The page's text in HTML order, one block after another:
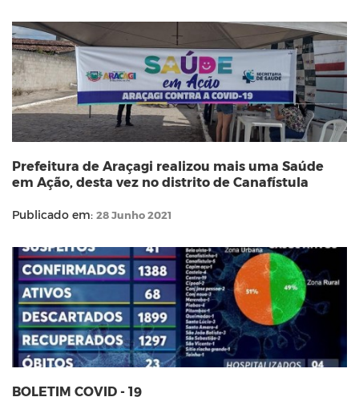
Prefeitura de Araçagi realizou mais uma Saúde
em Ação, desta vez no distrito de Canafístula
Publicado em: 28 Junho 2021
BOLETIM COVID - 19